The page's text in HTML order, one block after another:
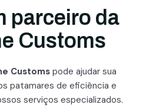
parceiro da
Customs
Customs pode ajudar sua
patamares de eficiência e
serviços especializados.